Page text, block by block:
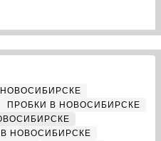
ПРОБКИ В НОВОСИБИРСКЕ
НОВОСИБИРСКЕ